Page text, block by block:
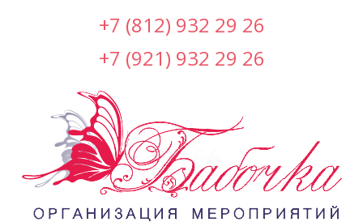
+7 (812) 932 29 26
+7 (921) 932 29 26